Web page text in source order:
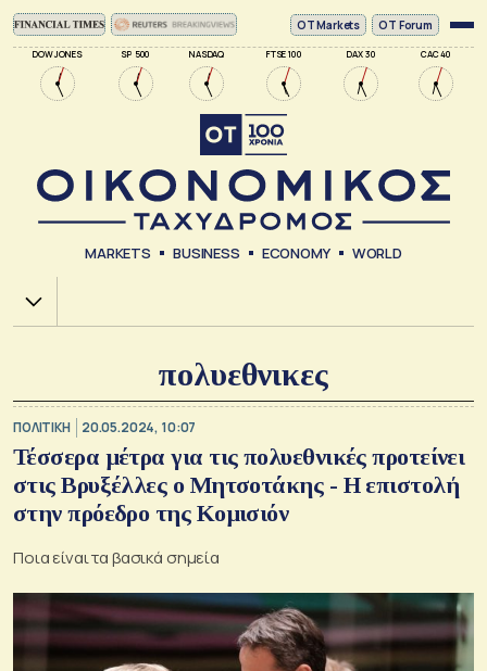
DOW JONES SP 500 NASDAQ FTSE 100 DAX 30 CAC 40
ΟΤ Markets OT Forum
MARKETS BUSINESS ECONOMY WORLD
Χ.Α.
πολυεθνικες
ΠΟΛΙΤΙΚΗ 20.05.2024, 10:07
Τέσσερα μέτρα για τις πολυεθνικές προτείνει
στις Βρυξέλλες ο Μητσοτάκης - Η επιστολή
στην πρόεδρο της Κομισιόν
Ποια είναι τα βασικά σημεία